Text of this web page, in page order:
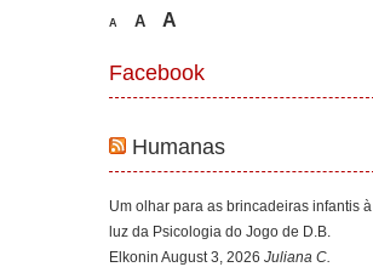
A A A
Facebook
Humanas
Um olhar para as brincadeiras infantis à
luz da Psicologia do Jogo de D.B.
Elkonin August 3, 2026 Juliana C.